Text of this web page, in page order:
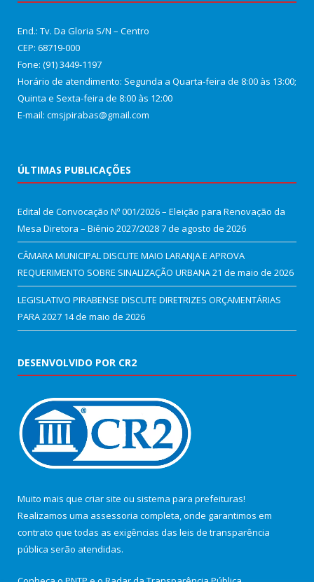
End.: Tv. Da Gloria S/N – Centro
CEP: 68719-000
Fone: (91) 3449-1197
Horário de atendimento: Segunda a Quarta-feira de 8:00 às 13:00;
Quinta e Sexta-feira de 8:00 às 12:00
E-mail: cmsjpirabas@gmail.com
ÚLTIMAS PUBLICAÇÕES
Edital de Convocação Nº 001/2026 – Eleição para Renovação da
Mesa Diretora – Biênio 2027/20287 de agosto de 2026
CÂMARA MUNICIPAL DISCUTE MAIO LARANJA E APROVA
REQUERIMENTO SOBRE SINALIZAÇÃO URBANA21 de maio de 2026
LEGISLATIVO PIRABENSE DISCUTE DIRETRIZES ORÇAMENTÁRIAS
PARA 2027 14 de maio de 2026
DESENVOLVIDO POR CR2
Muito mais que criar site ou sistema para prefeituras!
Realizamos uma assessoria completa, onde garantimos em
contrato que todas as exigências das leis de transparência
pública serão atendidas.